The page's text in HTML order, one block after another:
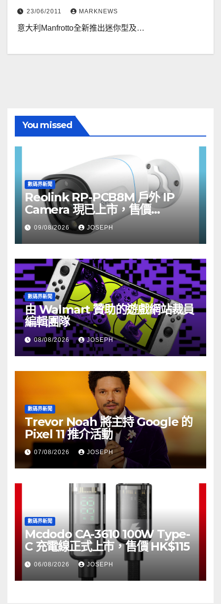
23/06/2011 MARKNEWS
意大利Manfrotto全新推出迷你型及…
You missed
數碼界新聞
Reolink RP-PCB8M 戶外 IP
Camera 現已上市，售價
HK$722
09/08/2026 JOSEPH
數碼界新聞
由 Walmart 贊助的遊戲網站裁員
編輯團隊
08/08/2026 JOSEPH
數碼界新聞
Trevor Noah 將主持 Google 的
Pixel 11 推介活動
07/08/2026 JOSEPH
數碼界新聞
Mcdodo CA-3610 100W Type-
C 充電線正式上市，售價 HK$115
06/08/2026 JOSEPH